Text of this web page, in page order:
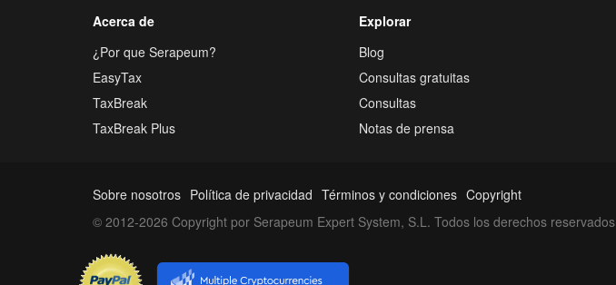
Acerca de
¿Por que Serapeum?
EasyTax
TaxBreak
TaxBreak Plus
Explorar
Blog
Consultas gratuitas
Consultas
Notas de prensa
Sobre nosotros Política de privacidad Términos y condiciones Copyright
© 2012-2026 Copyright por Serapeum Expert System, S.L. Todos los derechos reservados